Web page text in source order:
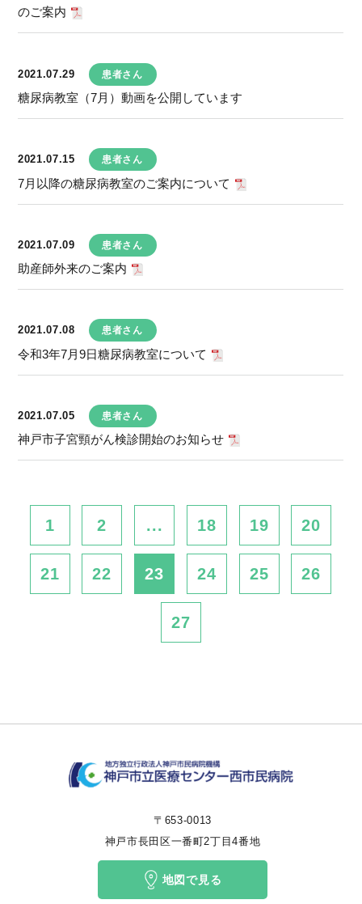
のご案内
2021.07.29 患者さん
糖尿病教室（7月）動画を公開しています
2021.07.15 患者さん
7月以降の糖尿病教室のご案内について
2021.07.09 患者さん
助産師外来のご案内
2021.07.08 患者さん
令和3年7月9日糖尿病教室について
2021.07.05 患者さん
神戸市子宮頸がん検診開始のお知らせ
1 2 ... 18 19 20
21 22 23 24 25 26
27
〒653-0013
神戸市長田区一番町2丁目4番地
地図で見る